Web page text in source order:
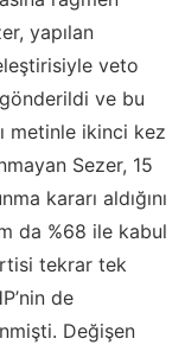
yapılan
veto
ve bu
metinle ikinci kez
Sezer, 15
kararı aldığını
da %68 ile kabul
tekrar tek
de
Değişen